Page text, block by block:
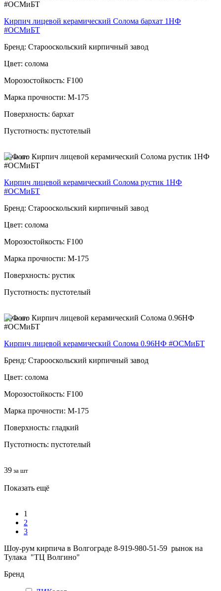
Кирпич лицевой керамический Солома бархат 1НФ
#ОСМиБТ
Бренд: Старооскольский кирпичный завод
Цвет: солома
Морозостойкость: F100
Марка прочности: М-175
Поверхность: бархат
Пустотность: пустотелый
35за шт
Кирпич лицевой керамический Солома рустик 1НФ
#ОСМиБТ
Бренд: Старооскольский кирпичный завод
Цвет: солома
Морозостойкость: F100
Марка прочности: М-175
Поверхность: рустик
Пустотность: пустотелый
36за шт
Кирпич лицевой керамический Солома 0.96НФ #ОСМиБТ
Бренд: Старооскольский кирпичный завод
Цвет: солома
Морозостойкость: F100
Марка прочности: М-175
Поверхность: гладкий
Пустотность: пустотелый
39 за шт
Показать ещё
1
2
3
Шоу-рум кирпича в Волгограде 8-919-980-51-59 рынок на
Тулака "ТЦ Волгино"
Бренд